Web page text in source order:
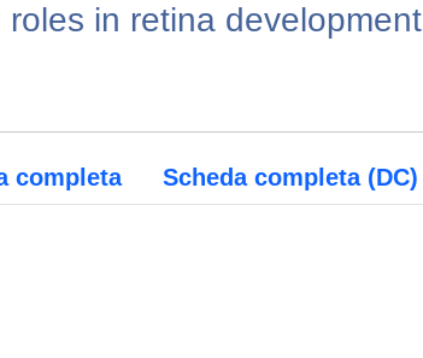
in retina development
completa Scheda completa (DC)